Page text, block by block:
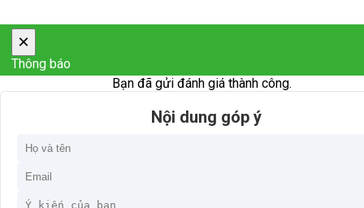
×
Thông báo
Bạn đã gửi đánh giá thành công.
Nội dung góp ý